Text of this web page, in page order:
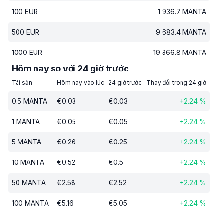
100 EUR 1 936.7 MANTA
500 EUR 9 683.4 MANTA
1000 EUR 19 366.8 MANTA
Hôm nay so với 24 giờ trước
Tài sản Hôm nay vào lúc 24 giờ trước Thay đổi trong 24 giờ
0.5 MANTA €0.03 €0.03 +2.24 %
1 MANTA €0.05 €0.05 +2.24 %
5 MANTA €0.26 €0.25 +2.24 %
10 MANTA €0.52 €0.5 +2.24 %
50 MANTA €2.58 €2.52 +2.24 %
100 MANTA €5.16 €5.05 +2.24 %